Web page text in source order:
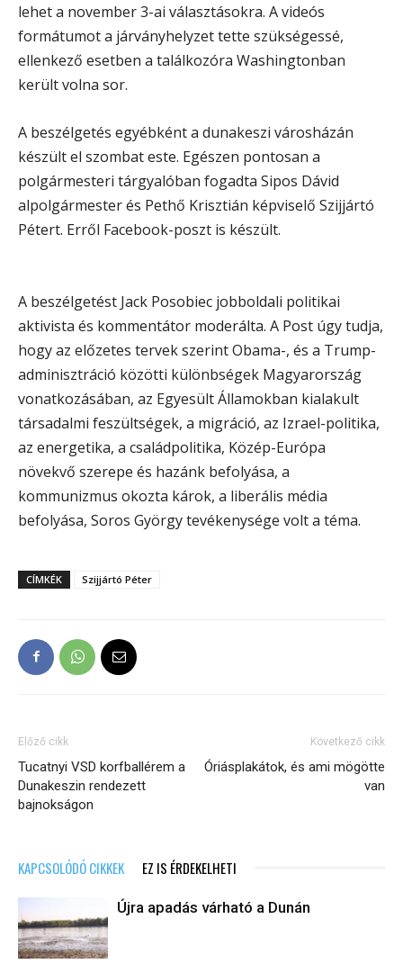
lehet a november 3-ai választásokra. A videós
formátumot a járványhelyzet tette szükségessé,
ellenkező esetben a találkozóra Washingtonban
került volna sor.
A beszélgetés egyébként a dunakeszi városházán
készült el szombat este. Egészen pontosan a
polgármesteri tárgyalóban fogadta Sipos Dávid
alpolgármester és Pethő Krisztián képviselő Szijjártó
Pétert. Erről Facebook-poszt is készült.
A beszélgetést Jack Posobiec jobboldali politikai
aktivista és kommentátor moderálta. A Post úgy tudja,
hogy az előzetes tervek szerint Obama-, és a Trump-
adminisztráció közötti különbségek Magyarország
vonatkozásában, az Egyesült Államokban kialakult
társadalmi feszültségek, a migráció, az Izrael-politika,
az energetika, a családpolitika, Közép-Európa
növekvő szerepe és hazánk befolyása, a
kommunizmus okozta károk, a liberális média
befolyása, Soros György tevékenysége volt a téma.
CÍMKÉK Szijjártó Péter
Előző cikk
Tucatnyi VSD korfballérem a
Dunakeszin rendezett
bajnokságon
Következő cikk
Óriásplakátok, és ami mögötte
van
KAPCSOLÓDÓ CIKKEK EZ IS ÉRDEKELHETI
Újra apadás várható a Dunán